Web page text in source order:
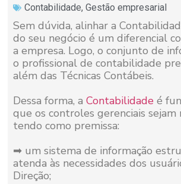
Contabilidade, Gestão empresarial
Sem dúvida, alinhar a
do seu negócio é um diferencial
a empresa. Logo, o conjunto de
o profissional de contabilidade
além das Técnicas Contábeis.
Dessa forma, a Contabilidadeé
que os controles gerenciais sejam
tendo como premissa:
➡ um sistema de informação
atenda às necessidades dos
Direção;